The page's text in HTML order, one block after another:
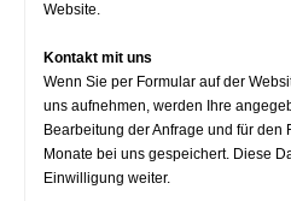
Website.
Kontakt mit uns
Wenn Sie per Formular auf der
uns aufnehmen, werden Ihre
Bearbeitung der Anfrage und für den
Monate bei uns gespeichert. Diese
Einwilligung weiter.